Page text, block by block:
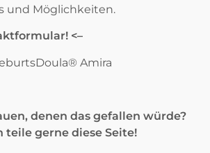
und Möglichkeiten.
<–
Amira
denen das gefallen würde?
teile gerne diese Seite!